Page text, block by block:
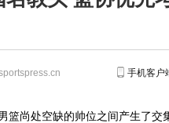
手机客户
尚处空缺的帅位之间产生了交